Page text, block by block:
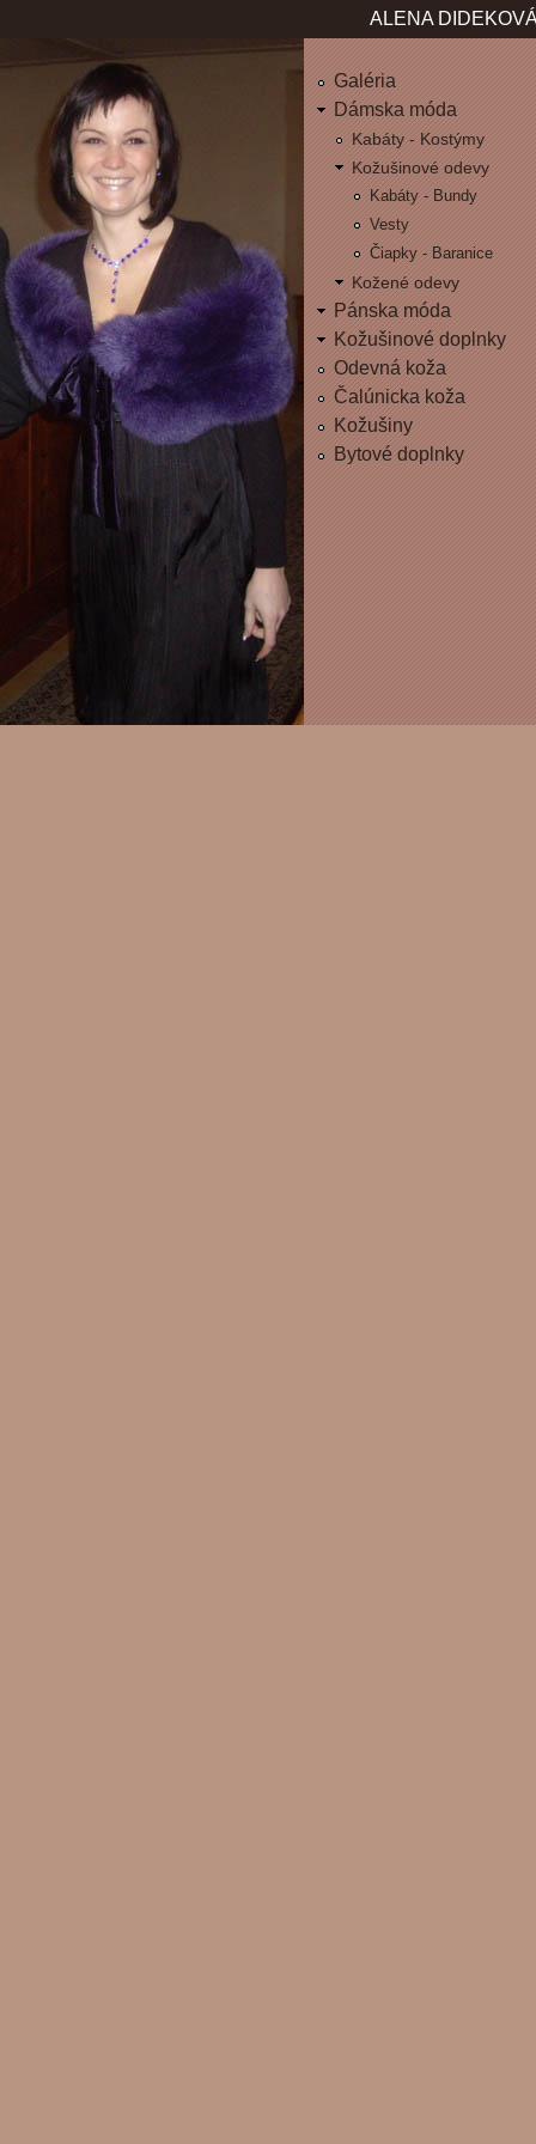
ALENA
Galéria
Dámska móda
Kabáty - Kostýmy
Kožušinové odevy
Kabáty - Bundy
Vesty
Čiapky - Baranice
Kožené odevy
Pánska móda
Kožušinové doplnky
Odevná koža
Čalúnicka koža
Kožušiny
Bytové doplnky